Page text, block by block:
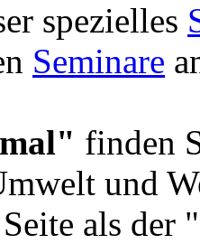
spezielles
Seminare
finden
und
Seite als